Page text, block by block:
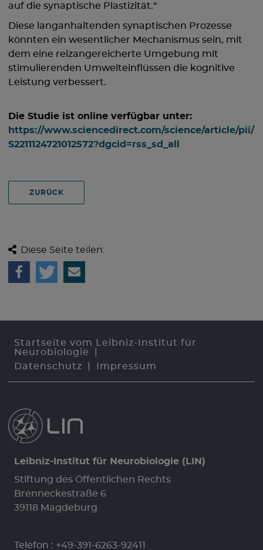
auf die synaptische Plastizität.“
Diese langanhaltenden synaptischen Prozesse
könnten ein wesentlicher Mechanismus sein, mit
dem eine reizangereicherte Umgebung mit
stimulierenden Umwelteinflüssen die kognitive
Leistung verbessert.
Die Studie ist online verfügbar unter:
https://www.sciencedirect.com/science/article/pii/
S2211124721012572?dgcid=rss_sd_all
ZURÜCK
Diese Seite teilen:
Startseite vom Leibniz-Institut für
Neurobiologie
Datenschutz
Impressum
Leibniz-Institut für Neurobiologie (LIN)
Stiftung des Öffentlichen Rechts
Brenneckestraße 6
39118 Magdeburg
Telefon : +49-391-6263-92411